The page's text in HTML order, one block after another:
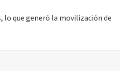
lo que generó la movilización de